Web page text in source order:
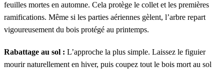
feuilles mortes en automne. Cela protège le collet et les premières
ramifications. Même si les parties aériennes gèlent, l’arbre repart
vigoureusement du bois protégé au printemps.
Rabattage au sol : L’approche la plus simple. Laissez le figuier
mourir naturellement en hiver, puis coupez tout le bois mort au sol